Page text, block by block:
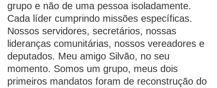
grupo e não de uma pessoa isoladamente.
Cada líder cumprindo missões específicas.
Nossos servidores, secretários, nossas
lideranças comunitárias, nossos vereadores e
deputados. Meu amigo Silvão, no seu
momento. Somos um grupo, meus dois
primeiros mandatos foram de reconstrução do